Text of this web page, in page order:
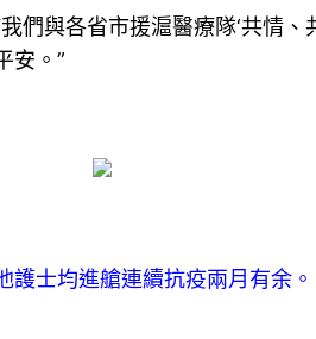
與各省市援滬醫療隊‘共情
安。”
護士均進艙連續抗疫兩月有余